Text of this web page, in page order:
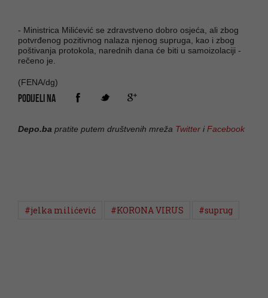
- Ministrica Milićević se zdravstveno dobro osjeća, ali zbog
potvrđenog pozitivnog nalaza njenog supruga, kao i zbog
poštivanja protokola, narednih dana će biti u samoizolaciji -
rečeno je.
(FENA/dg)
PODIJELI NA
Depo.ba pratite putem društvenih mreža Twitter iFacebook
#jelka milićević #KORONA VIRUS #suprug